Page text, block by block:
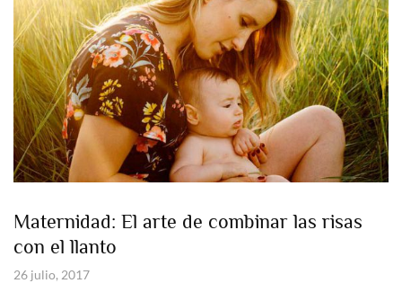
Maternidad: El arte de combinar las risas
con el llanto
26 julio, 2017